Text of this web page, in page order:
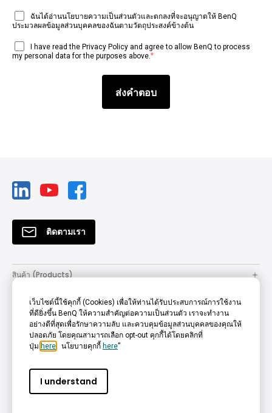
ฉันได้อ่านนโยบายความเป็นส่วนตัวและตกลงที่จะอนุญาตให้ BenQ
ประมวลผลข้อมูลส่วนบุคคลของฉันตามวัตถุประสงค์ข้างต้น
I have read the Privacy Policy and agree to allow BenQ to process
my personal data for the purposes above.*
ติดตามเรา
สินค้า (Products)
โซลูชั่น (Solutions)
Resources
How to Buy
Company
เว็บไซต์นี้ใช้คุกกี้ (Cookies) เพื่อให้ท่านได้รับประสบการณ์การใช้งาน
ที่ดียิ่งขึ้น BenQ ให้ความสำคัญต่อความเป็นส่วนตัว เราจะทำงาน
อย่างดีที่สุดเพื่อรักษาความลับ และควบคุมข้อมูลส่วนบุคคลของคุณให้
ปลอดภัย โดยคุณสามารถเลือก opt-out คุกกี้ได้โดยคลิกที่
ปุ่ม here , นโยบายคุกกี้ here”
I understand